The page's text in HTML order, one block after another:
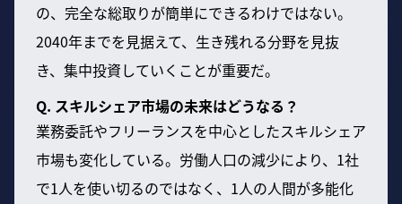
の、完全な総取りが簡単にできるわけではない。
2040年までを見据えて、生き残れる分野を見抜
き、集中投資していくことが重要だ。
Q. スキルシェア市場の未来はどうなる？
業務委託やフリーランスを中心としたスキルシェア
市場も変化している。労働人口の減少により、1社
で1人を使い切るのではなく、1人の人間が多能化